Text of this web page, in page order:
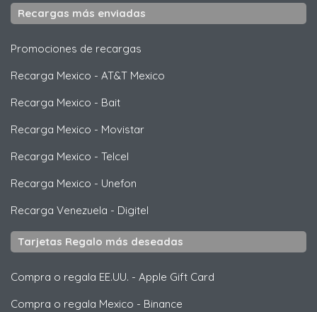
Recargas más enviadas
Promociones de recargas
Recarga Mexico - AT&T Mexico
Recarga Mexico - Bait
Recarga Mexico - Movistar
Recarga Mexico - Telcel
Recarga Mexico - Unefon
Recarga Venezuela - Digitel
Tarjetas Regalo más deseadas
Compra o regala EE.UU. - Apple Gift Card
Compra o regala Mexico - Binance